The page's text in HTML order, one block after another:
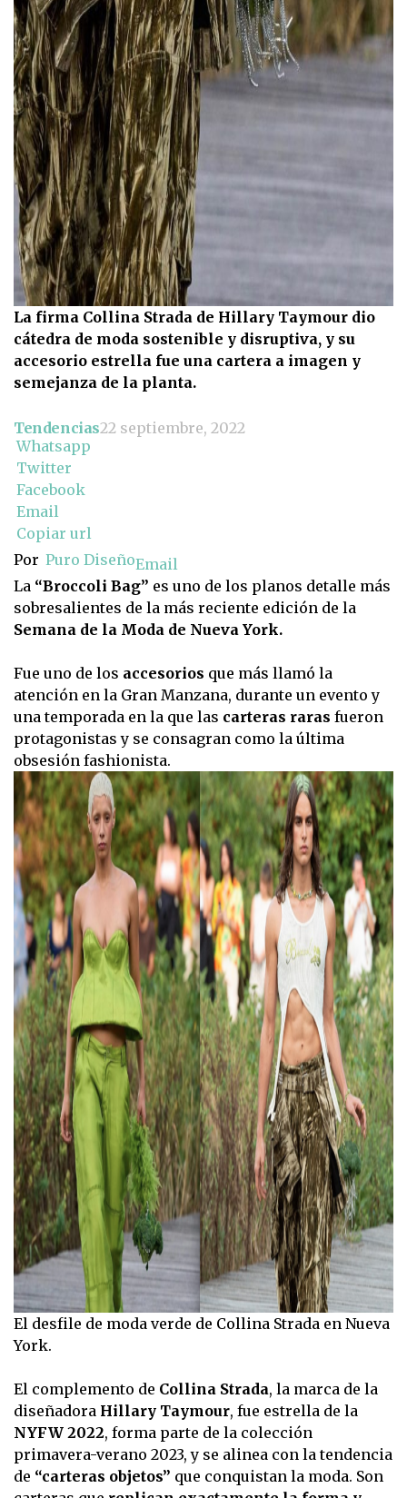
La firma Collina Strada de Hillary Taymour dio
cátedra de moda sostenible y disruptiva, y su
accesorio estrella fue una cartera a imagen y
semejanza de la planta.
Tendencias22 septiembre, 2022
Whatsapp
Twitter
Facebook
Email
Copiar url
Por Puro DiseñoEmail
La “Broccoli Bag” es uno de los planos detalle más
sobresalientes de la más reciente edición de la
Semana de la Moda de Nueva York.
Fue uno de los accesorios que más llamó la
atención en la Gran Manzana, durante un evento y
una temporada en la que las carteras raras fueron
protagonistas y se consagran como la última
obsesión fashionista.
El desfile de moda verde de Collina Strada en Nueva
York.
El complemento de Collina Strada, la marca de la
diseñadora Hillary Taymour, fue estrella de la
NYFW 2022, forma parte de la colección
primavera-verano 2023, y se alinea con la tendencia
de “carteras objetos” que conquistan la moda. Son